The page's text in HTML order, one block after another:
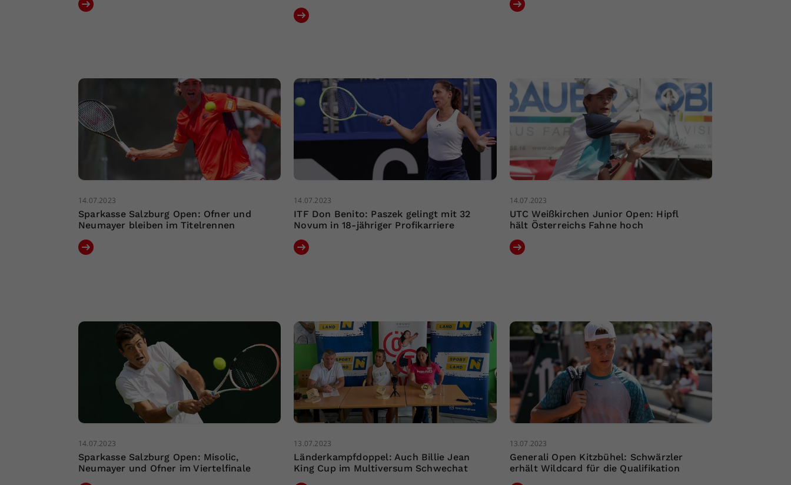
14.07.2023
Sparkasse Salzburg Open: Ofner und
Neumayer bleiben im Titelrennen
14.07.2023
ITF Don Benito: Paszek gelingt mit 32
Novum in 18-jähriger Profikarriere
14.07.2023
UTC Weißkirchen Junior Open: Hipfl
hält Österreichs Fahne hoch
14.07.2023
Sparkasse Salzburg Open: Misolic,
Neumayer und Ofner im Viertelfinale
13.07.2023
Länderkampfdoppel: Auch Billie Jean
King Cup im Multiversum Schwechat
13.07.2023
Generali Open Kitzbühel: Schwärzler
erhält Wildcard für die Qualifikation